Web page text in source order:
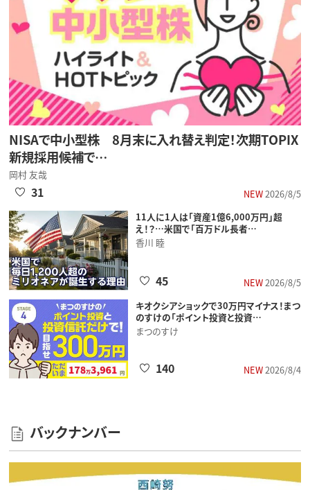
NISAで中小型株 8月末に入れ替え判定！次期TOPIX
新規採用候補で…
岡村 友哉
NEW2026/8/5
31
11人に1人は「資産1億6,000万円」超
え！？…米国で「百万ドル長者…
香川 睦
NEW2026/8/5
45
キオクシアショックで30万円マイナス！まつ
のすけの「ポイント投資と投資…
まつのすけ
NEW2026/8/4
140
バックナンバー